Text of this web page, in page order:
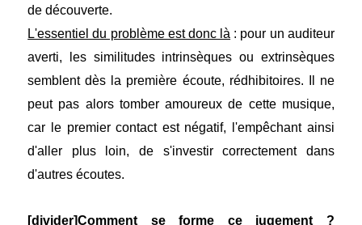
de découverte.
L'essentiel du problème est donc là : pour un auditeur
averti, les similitudes intrinsèques ou extrinsèques
semblent dès la première écoute, rédhibitoires. Il ne
peut pas alors tomber amoureux de cette musique,
car le premier contact est négatif, l'empêchant ainsi
d'aller plus loin, de s'investir correctement dans
d'autres écoutes.
[divider]Comment se forme ce jugement ?